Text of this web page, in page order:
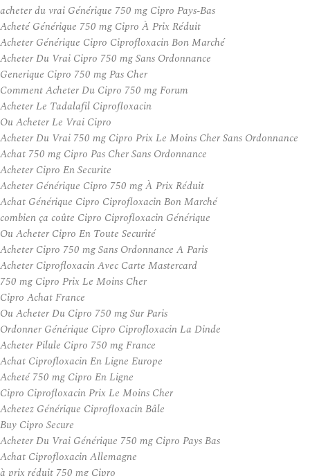
acheter du vrai Générique 750 mg Cipro Pays-Bas
Acheté Générique 750 mg Cipro À Prix Réduit
Acheter Générique Cipro Ciprofloxacin Bon Marché
Acheter Du Vrai Cipro 750 mg Sans Ordonnance
Generique Cipro 750 mg Pas Cher
Comment Acheter Du Cipro 750 mg Forum
Acheter Le Tadalafil Ciprofloxacin
Ou Acheter Le Vrai Cipro
Acheter Du Vrai 750 mg Cipro Prix Le Moins Cher Sans Ordonnance
Achat 750 mg Cipro Pas Cher Sans Ordonnance
Acheter Cipro En Securite
Acheter Générique Cipro 750 mg À Prix Réduit
Achat Générique Cipro Ciprofloxacin Bon Marché
combien ça coûte Cipro Ciprofloxacin Générique
Ou Acheter Cipro En Toute Securité
Acheter Cipro 750 mg Sans Ordonnance A Paris
Acheter Ciprofloxacin Avec Carte Mastercard
750 mg Cipro Prix Le Moins Cher
Cipro Achat France
Ou Acheter Du Cipro 750 mg Sur Paris
Ordonner Générique Cipro Ciprofloxacin La Dinde
Acheter Pilule Cipro 750 mg France
Achat Ciprofloxacin En Ligne Europe
Acheté 750 mg Cipro En Ligne
Cipro Ciprofloxacin Prix Le Moins Cher
Achetez Générique Ciprofloxacin Bâle
Buy Cipro Secure
Acheter Du Vrai Générique 750 mg Cipro Pays Bas
Achat Ciprofloxacin Allemagne